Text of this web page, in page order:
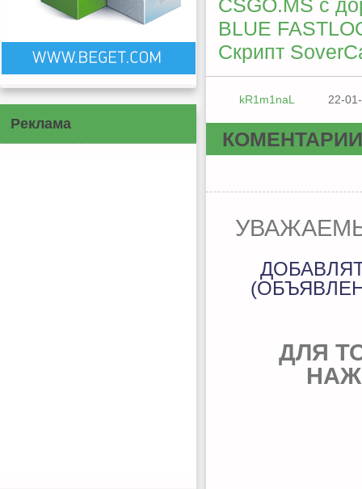
Реклама
CSGO.MS с
BLUE
Скрипт
kR1m1naL 22-
КОМЕНТАРИИ
ДЛЯ